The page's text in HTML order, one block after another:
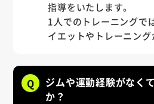
指導をいたします。
1人でのトレーニングで
イエットやトレーニング
Q
ジムや運動経験がなく
か？